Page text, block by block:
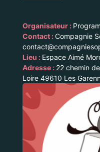
Organisateur :
Contact :Compagnie
Lieu : Espace Aimé
Adresse : 22 chemin
Loire 49610 Les